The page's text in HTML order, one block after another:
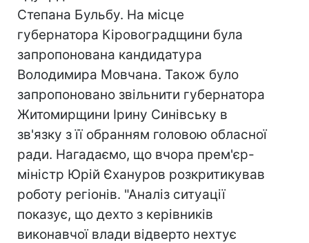
Степана Бульбу. На місце
губернатора Кіровоградщини була
запропонована кандидатура
Володимира Мовчана. Також було
запропоновано звільнити губернатора
Житомирщини Ірину Синівську в
зв'язку з її обранням головою обласної
ради. Нагадаємо, що вчора прем'єр-
міністр Юрій Єхануров розкритикував
роботу регіонів. "Аналіз ситуації
показує, що дехто з керівників
виконавчої влади відверто нехтує